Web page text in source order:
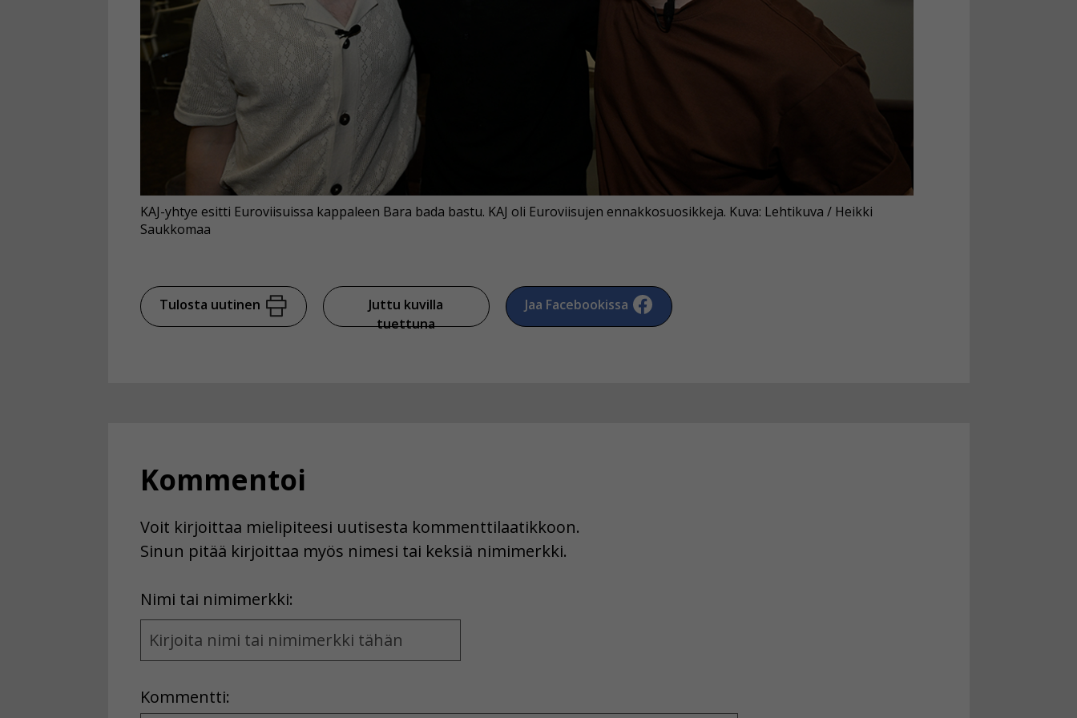
KAJ-yhtye esitti Euroviisuissa kappaleen Bara bada bastu. KAJ oli Euroviisujen ennakkosuosikkeja. Kuva: Lehtikuva / Heikki
Saukkomaa
Tulosta uutinen
Juttu kuvilla
tuettuna
Jaa Facebookissa
Kommentoi
Voit kirjoittaa mielipiteesi uutisesta kommenttilaatikkoon.
Sinun pitää kirjoittaa myös nimesi tai keksiä nimimerkki.
Nimi tai nimimerkki:
Name
and
Kommentti: